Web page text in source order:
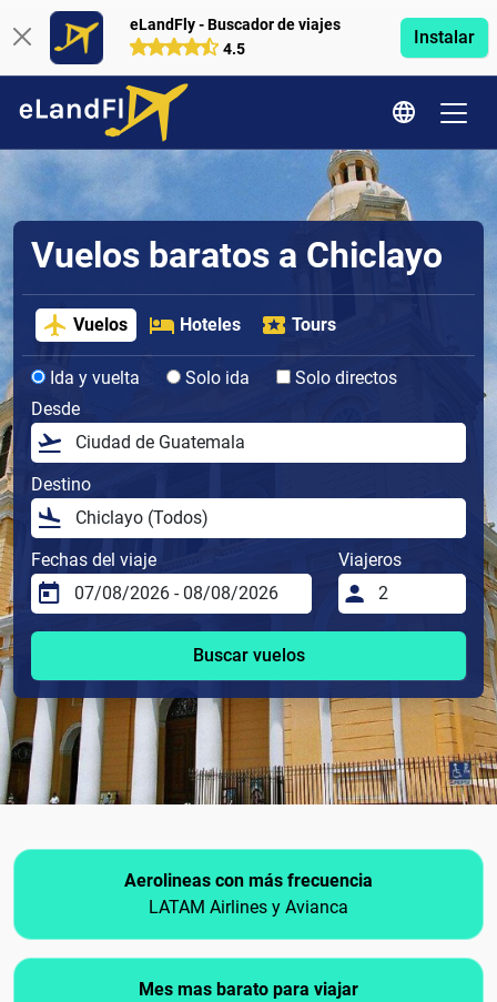
eLandFly - Buscador de viajes
4.5
Instalar
Vuelos baratos a Chiclayo
Vuelos Hoteles Tours
Ida y vuelta Solo ida
Solo directos
Desde
Destino
Fechas del viaje Viajeros
Buscar vuelos
Aerolineas con más frecuencia
LATAM Airlines y Avianca
Mes mas barato para viajar